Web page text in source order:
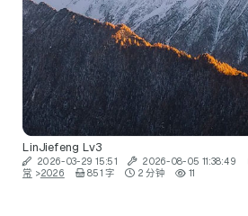
LinJiefeng Lv3
2026-03-29 15:51 2026-08-05 11:38:49
常 >2026 851 字 2 分钟 11